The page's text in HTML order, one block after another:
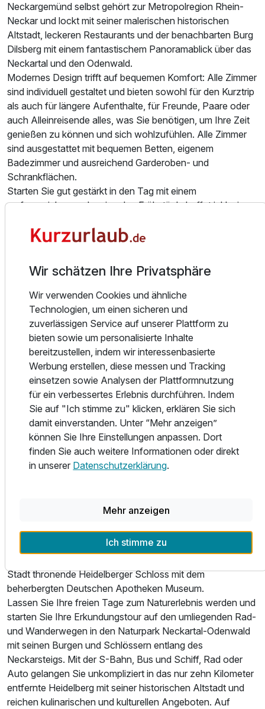
Ausstattung
Zusatznächte
Für 5 Tage p.P. ab
Neckargemünd selbst gehört zur Metropolregion Rhein-
Neckar und lockt mit seiner malerischen historischen
Altstadt, leckeren Restaurants und der benachbarten Burg
Dilsberg mit einem fantastischem Panoramablick über das
Neckartal und den Odenwald.
Modernes Design trifft auf bequemen Komfort: Alle Zimmer
sind individuell gestaltet und bieten sowohl für den Kurztrip
als auch für längere Aufenthalte, für Freunde, Paare oder
auch Alleinreisende alles, was Sie benötigen, um Ihre Zeit
genießen zu können und sich wohlzufühlen. Alle Zimmer
sind ausgestattet mit bequemen Betten, eigenem
Badezimmer und ausreichend Garderoben- und
Schrankflächen.
Starten Sie gut gestärkt in den Tag mit einem
umfangreichen und regionalen Frühstücksbuffet inklusive
Wunsch vegetarische und vegane Alternativen. Von der
möglich aus der Region zu beziehen. Auf Wunsch erhalten
Sie ein Early-Bird-Frühstück vor den regulären
Frühstückszeiten oder alternativ ein Frühstückpaket zum
Mitnehmen. Eine passende Auswahl an Getränken können
Sie an der Rezeption bestellen und in der Lounge oder auf
dem Zimmer genießen. Im Fall von
Lebensmittelunverträglichkeiten oder Allergien informieren
Sie das Hotel bitte vor Ihrer Anreise, damit Sie ein
angepasstes Frühstücksangebot bekommen.
In Neckargemünd und Umgebung warten zahlreiche
Freizeitaktivitäten auf Sie. Ganz gleich, ob Sie sich
spontan treiben lassen oder vorab Ausflüge planen
möchten, im Hotel erhalten Sie viele Tipps und
Informationsmaterial. Wandern Sie entlang der Drei-
Gemäuer oder erkunden Sie mit dem Kanu die Kultur und
die Geschichte des herrlichen Neckertals. Entdecken Sie
die von Fachwerkhäusern geprägten Altstädte von
Stadt thronende Heidelberger Schloss mit dem
beherbergten Deutschen Apotheken Museum.
Lassen Sie Ihre freien Tage zum Naturerlebnis werden und
starten Sie Ihre Erkundungstour auf den umliegenden Rad-
und Wanderwegen in den Naturpark Neckartal-Odenwald
mit seinen Burgen und Schlössern entlang des
Neckarsteigs. Mit der S-Bahn, Bus und Schiff, Rad oder
Auto gelangen Sie unkompliziert in das nur zehn Kilometer
entfernte Heidelberg mit seiner historischen Altstadt und
reichen kulinarischen und kulturellen Angeboten. Auf
Wir schätzen Ihre Privatsphäre
Wir verwenden Cookies und ähnliche
Technologien, um einen sicheren und
zuverlässigen Service auf unserer Plattform zu
bieten sowie um personalisierte Inhalte
bereitzustellen, indem wir interessenbasierte
Werbung erstellen, diese messen und Tracking
einsetzen sowie Analysen der Plattformnutzung
für ein verbessertes Erlebnis durchführen. Indem
Sie auf "Ich stimme zu" klicken, erklären Sie sich
damit einverstanden. Unter “Mehr anzeigen”
können Sie Ihre Einstellungen anpassen. Dort
finden Sie auch weitere Informationen oder direkt
in unserer Datenschutzerklärung.
Mehr anzeigen
Ich stimme zu